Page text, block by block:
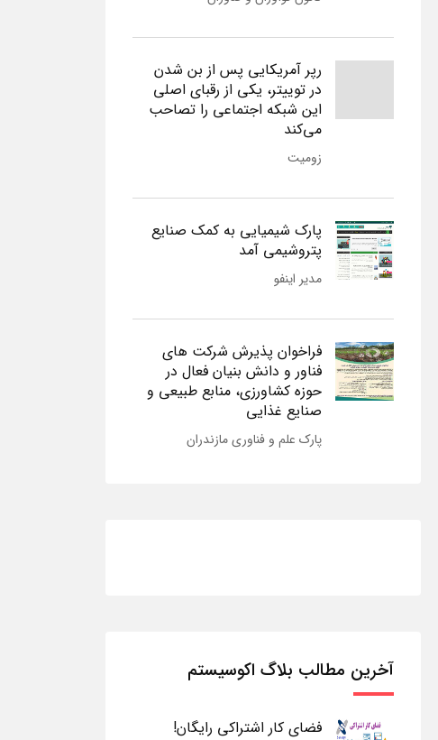
رپر آمریکایی پس از بن شدن
در توییتر، یکی از رقبای اصلی
این شبکه اجتماعی را تصاحب
می‌کند
زومیت
پارک شیمیایی به کمک صنایع
پتروشیمی آمد
مدیر اینفو
فراخوان پذیرش شرکت های
فناور و دانش بنیان فعال در
حوزه کشاورزی، منابع طبیعی و
صنایع غذایی
پارک علم و فناوری مازندران
آخرین مطالب بلاگ اکوسیستم
فضای کار اشتراکی رایگان!